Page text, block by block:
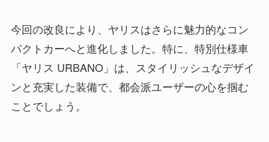
今回の改良により、ヤリスはさらに魅力的なコン
パクトカーへと進化しました。特に、特別仕様車
「ヤリス URBANO」は、スタイリッシュなデザイ
ンと充実した装備で、都会派ユーザーの心を掴む
ことでしょう。